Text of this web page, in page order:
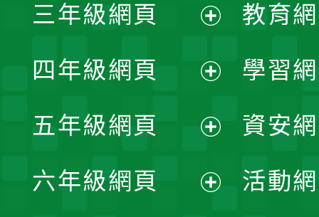
選
單
開
選
單
三年級網頁
開
選
單
四年級網頁
開
選
五年級網頁
開
六年級網頁
教育
學習
資安
活動